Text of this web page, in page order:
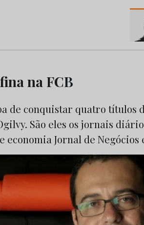
e da Publicidade
na FCB
de conquistar quatro títulos
São eles os jornais
economia Jornal de Negócios